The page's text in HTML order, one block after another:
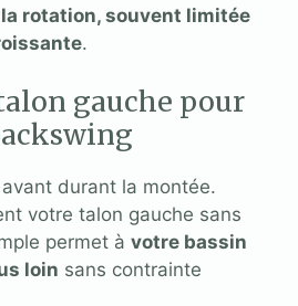
la rotation, souvent limitée
.
gauche pour
durant la montée.
votre talon gauche sans
permet à votre bassin
loin sans contrainte